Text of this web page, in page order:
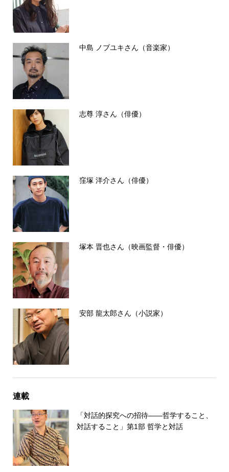
中島 ノブユキさん（音楽家）
志尊 淳さん（俳優）
窪塚 洋介さん（俳優）
塚本 晋也さん（映画監督・俳優）
安部 龍太郎さん（小説家）
連載
「対話的探究への招待――哲学すること、
対話すること」第1部 哲学と対話